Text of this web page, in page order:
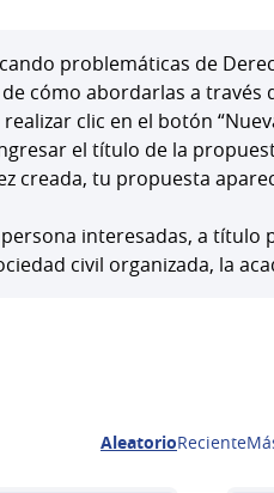
problemáticas de
cómo abordarlas a través
clic en el botón
el título de la
creada, tu propuesta
interesadas, a título
civil organizada, la
AleatorioReciente